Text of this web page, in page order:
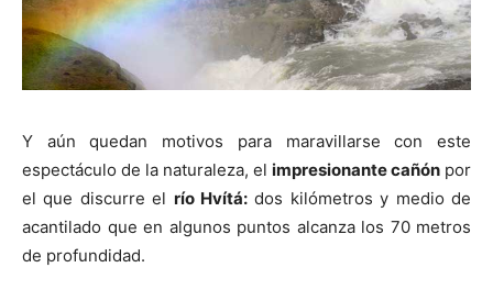
Y aún quedan motivos para maravillarse con este
espectáculo de la naturaleza, el impresionante cañón por
el que discurre el río Hvítá: dos kilómetros y medio de
acantilado que en algunos puntos alcanza los 70 metros
de profundidad.